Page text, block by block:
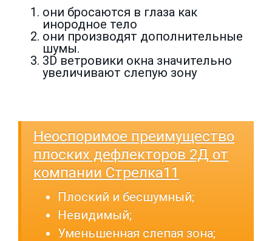
они бросаются в глаза как
инородное тело
они производят дополнительные
шумы.
3D ветровики окна значительно
увеличивают слепую зону
Неоспоримое преимущество
плоских дефлекторов 2Д от
компании Стрелка11
Плоский и бесшумный;
Невидимый;
Уменьшенная слепая зона;